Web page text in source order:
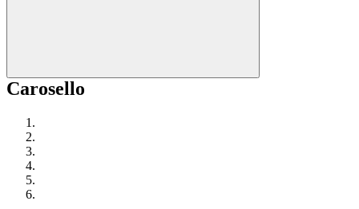
Carosello